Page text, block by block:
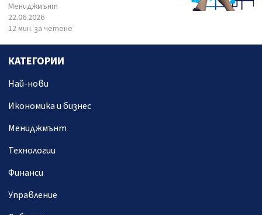
Мениджмънт
22.06.2026
12 мин. за четене
КАТЕГОРИИ
Най-нови
Икономика и бизнес
Мениджмънт
Технологии
Финанси
Управление